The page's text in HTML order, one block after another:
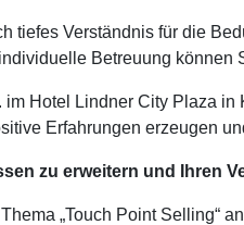
tiefes Verständnis für die
Betreuung
Hotel Lindner City Plaza
Erfahrungen erzeugen
zu erweitern und Ihren
„Touch Point